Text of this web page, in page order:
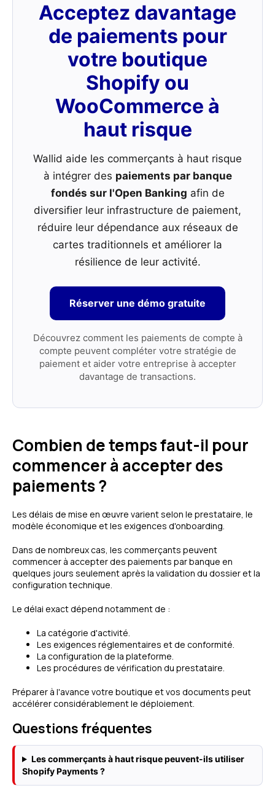
Acceptez davantage
de paiements pour
votre boutique
Shopify ou
WooCommerce à
haut risque
Wallid aide les commerçants à haut risque
à intégrer des paiements par banque
fondés sur l'Open Banking afin de
diversifier leur infrastructure de paiement,
réduire leur dépendance aux réseaux de
cartes traditionnels et améliorer la
résilience de leur activité.
Réserver une démo gratuite
Découvrez comment les paiements de compte à
compte peuvent compléter votre stratégie de
paiement et aider votre entreprise à accepter
davantage de transactions.
Combien de temps faut-il pour
commencer à accepter des
paiements ?
Les délais de mise en œuvre varient selon le prestataire, le
modèle économique et les exigences d'onboarding.
Dans de nombreux cas, les commerçants peuvent
commencer à accepter des paiements par banque en
quelques jours seulement après la validation du dossier et la
configuration technique.
Le délai exact dépend notamment de :
La catégorie d'activité.
Les exigences réglementaires et de conformité.
La configuration de la plateforme.
Les procédures de vérification du prestataire.
Préparer à l'avance votre boutique et vos documents peut
accélérer considérablement le déploiement.
Questions fréquentes
Les commerçants à haut risque peuvent-ils utiliser
Shopify Payments ?